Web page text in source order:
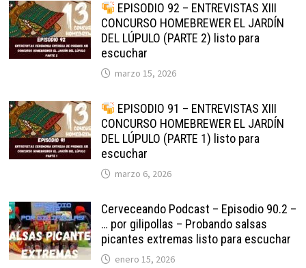
EPISODIO 92 – ENTREVISTAS XIII
CONCURSO HOMEBREWER EL JARDÍN
DEL LÚPULO (PARTE 2) listo para
escuchar
marzo 15, 2026
EPISODIO 91 – ENTREVISTAS XIII
CONCURSO HOMEBREWER EL JARDÍN
DEL LÚPULO (PARTE 1) listo para
escuchar
marzo 6, 2026
Cerveceando Podcast – Episodio 90.2 –
… por gilipollas – Probando salsas
picantes extremas listo para escuchar
enero 15, 2026